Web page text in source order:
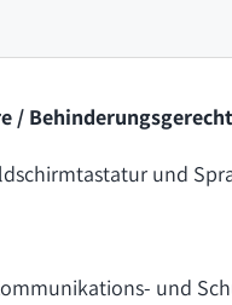
/
und
und